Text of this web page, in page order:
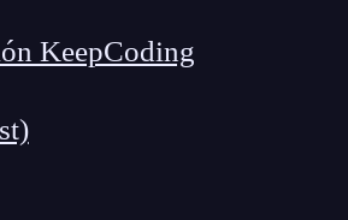
KeepCoding
relacionales. En palabras
vínculo entre tablas juega un